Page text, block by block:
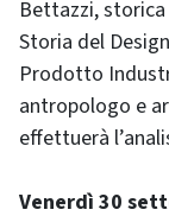
Bettazzi,
Storia del
Prodotto
antropologo e
effettuerà
Venerdì 30